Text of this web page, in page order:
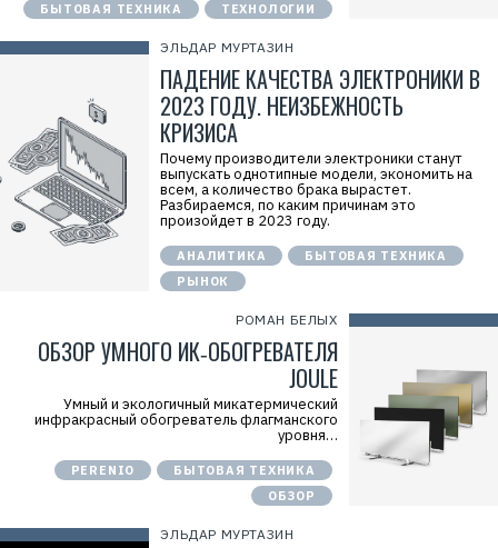
БЫТОВАЯ ТЕХНИКА
ТЕХНОЛОГИИ
ЭЛЬДАР МУРТАЗИН
ПАДЕНИЕ КАЧЕСТВА ЭЛЕКТРОНИКИ В
2023 ГОДУ. НЕИЗБЕЖНОСТЬ
КРИЗИСА
Почему производители электроники станут
выпускать однотипные модели, экономить на
всем, а количество брака вырастет.
Разбираемся, по каким причинам это
произойдет в 2023 году.
АНАЛИТИКА
БЫТОВАЯ ТЕХНИКА
РЫНОК
РОМАН БЕЛЫХ
ОБЗОР УМНОГО ИК‑ОБОГРЕВАТЕЛЯ
JOULE
Умный и экологичный микатермический
инфракрасный обогреватель флагманского
уровня…
PERENIO
БЫТОВАЯ ТЕХНИКА
ОБЗОР
ЭЛЬДАР МУРТАЗИН